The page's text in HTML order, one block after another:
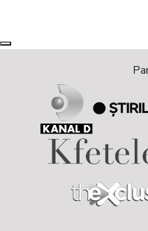
Next
Previous